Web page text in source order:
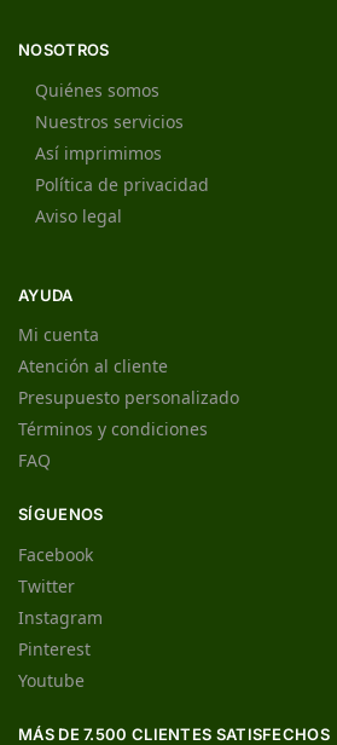
NOSOTROS
Quiénes somos
Nuestros servicios
Así imprimimos
Política de privacidad
Aviso legal
AYUDA
Mi cuenta
Atención al cliente
Presupuesto personalizado
Términos y condiciones
FAQ
SÍGUENOS
Facebook
Twitter
Instagram
Pinterest
Youtube
MÁS DE 7.500 CLIENTES SATISFECHOS